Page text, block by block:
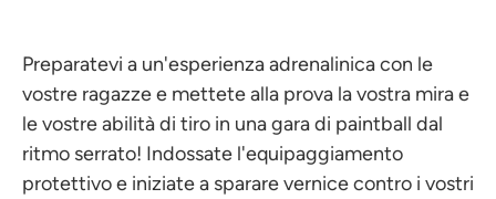
Preparatevi a un'esperienza adrenalinica con le
vostre ragazze e mettete alla prova la vostra mira e
le vostre abilità di tiro in una gara di paintball dal
ritmo serrato! Indossate l'equipaggiamento
protettivo e iniziate a sparare vernice contro i vostri